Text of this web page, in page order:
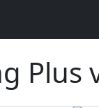
Plus